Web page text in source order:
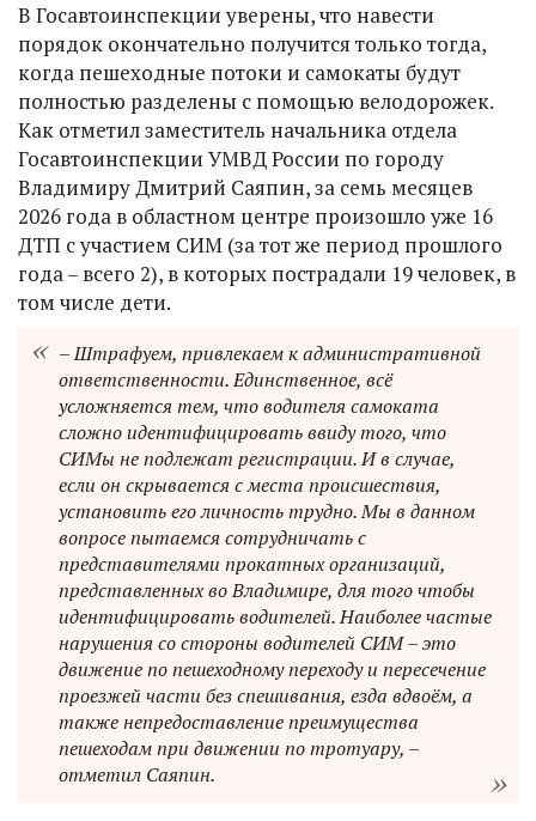
В Госавтоинспекции уверены, что навести
порядок окончательно получится только тогда,
когда пешеходные потоки и самокаты будут
полностью разделены с помощью велодорожек.
Как отметил заместитель начальника отдела
Госавтоинспекции УМВД России по городу
Владимиру Дмитрий Саяпин, за семь месяцев
2026 года в областном центре произошло уже 16
ДТП с участием СИМ (за тот же период прошлого
года – всего 2), в которых пострадали 19 человек, в
том числе дети.
– Штрафуем, привлекаем к административной
ответственности. Единственное, всё
усложняется тем, что водителя самоката
сложно идентифицировать ввиду того, что
СИМы не подлежат регистрации. И в случае,
если он скрывается с места происшествия,
установить его личность трудно. Мы в данном
вопросе пытаемся сотрудничать с
представителями прокатных организаций,
представленных во Владимире, для того чтобы
идентифицировать водителей. Наиболее частые
нарушения со стороны водителей СИМ – это
движение по пешеходному переходу и пересечение
проезжей части без спешивания, езда вдвоём, а
также непредоставление преимущества
пешеходам при движении по тротуару, –
отметил Саяпин.